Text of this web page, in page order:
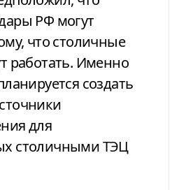
РФ могут
что столичные
работать. Именно
создать
для
столичными ТЭЦ